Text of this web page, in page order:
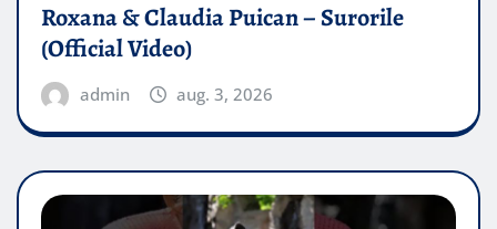
Roxana & Claudia Puican – Surorile
(Official Video)
admin aug. 3, 2026